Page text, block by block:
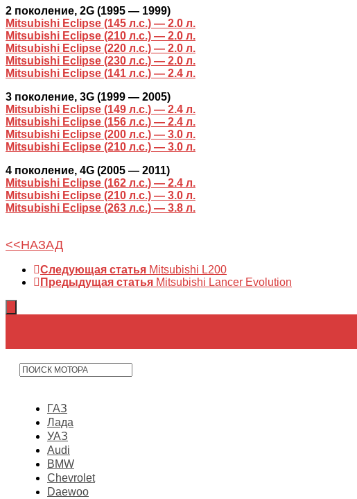
2 поколение, 2G (1995 — 1999)
Mitsubishi Eclipse (145 л.с.) — 2.0 л.
Mitsubishi Eclipse (210 л.с.) — 2.0 л.
Mitsubishi Eclipse (220 л.с.) — 2.0 л.
Mitsubishi Eclipse (230 л.с.) — 2.0 л.
Mitsubishi Eclipse (141 л.с.) — 2.4 л.
3 поколение, 3G (1999 — 2005)
Mitsubishi Eclipse (149 л.с.) — 2.4 л.
Mitsubishi Eclipse (156 л.с.) — 2.4 л.
Mitsubishi Eclipse (200 л.с.) — 3.0 л.
Mitsubishi Eclipse (210 л.с.) — 3.0 л.
4 поколение, 4G (2005 — 2011)
Mitsubishi Eclipse (162 л.с.) — 2.4 л.
Mitsubishi Eclipse (210 л.с.) — 3.0 л.
Mitsubishi Eclipse (263 л.с.) — 3.8 л.
<<НАЗАД
Следующая статья Mitsubishi L200
Предыдущая статья Mitsubishi Lancer Evolution
ГАЗ
Лада
УАЗ
Audi
BMW
Chevrolet
Daewoo